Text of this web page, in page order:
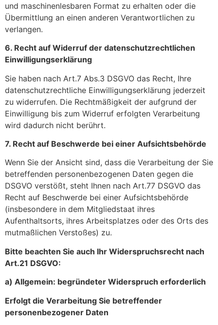
und maschinenlesbaren Format zu erhalten oder die
Übermittlung an einen anderen Verantwortlichen zu
verlangen.
6. Recht auf Widerruf der datenschutzrechtlichen
Einwilligungserklärung
Sie haben nach Art.7 Abs.3 DSGVO das Recht, Ihre
datenschutzrechtliche Einwilligungserklärung jederzeit
zu widerrufen. Die Rechtmäßigkeit der aufgrund der
Einwilligung bis zum Widerruf erfolgten Verarbeitung
wird dadurch nicht berührt.
7. Recht auf Beschwerde bei einer Aufsichtsbehörde
Wenn Sie der Ansicht sind, dass die Verarbeitung der Sie
betreffenden personenbezogenen Daten gegen die
DSGVO verstößt, steht Ihnen nach Art.77 DSGVO das
Recht auf Beschwerde bei einer Aufsichtsbehörde
(insbesondere in dem Mitgliedstaat ihres
Aufenthaltsorts, ihres Arbeitsplatzes oder des Orts des
mutmaßlichen Verstoßes) zu.
Bitte beachten Sie auch Ihr Widerspruchsrecht nach
Art.21 DSGVO:
a) Allgemein: begründeter Widerspruch erforderlich
Erfolgt die Verarbeitung Sie betreffender
personenbezogener Daten